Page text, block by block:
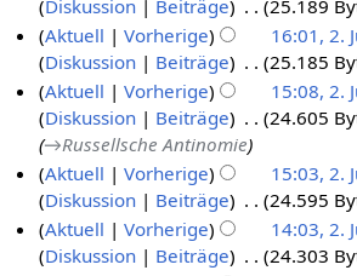
g
f
a
s
s
u
n
g
e
n
f
a
s
s
u
n
g
m
m
e
n
f
a
s
s
u
n
s
a
m
m
e
n
f
a
s
s
u
n
g
s
z
u
s
a
m
m
i
t
u
n
g
s
z
u
s
a
b
e
i
t
u
n
g
s
z
u
e
B
e
a
r
b
e
i
t
u
i
n
e
B
e
a
r
b
e
i
Diskussion
Beiträge 25.189
K
e
i
n
e
B
e
a
r
Aktuell Vorherige 16:01, 2.
Diskussion
Beiträge 25.185
K
e
i
n
e
B
e
Aktuell Vorherige 15:08, 2.
Diskussion
Beiträge 24.605
→Russellsche Antinomie
Aktuell
Vorherige 15:03, 2.
Diskussion
Beiträge 24.595
K
e
Aktuell Vorherige 14:03, 2.
Diskussion
Beiträge 24.303